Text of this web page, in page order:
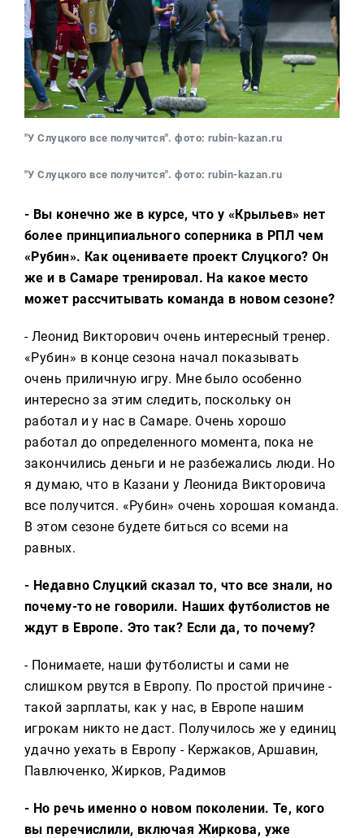
"У Слуцкого все получится". фото: rubin-kazan.ru
"У Слуцкого все получится". фото: rubin-kazan.ru
- Вы конечно же в курсе, что у «Крыльев» нет
более принципиального соперника в РПЛ чем
«Рубин». Как оцениваете проект Слуцкого? Он
же и в Самаре тренировал. На какое место
может рассчитывать команда в новом сезоне?
- Леонид Викторович очень интересный тренер.
«Рубин» в конце сезона начал показывать
очень приличную игру. Мне было особенно
интересно за этим следить, поскольку он
работал и у нас в Самаре. Очень хорошо
работал до определенного момента, пока не
закончились деньги и не разбежались люди. Но
я думаю, что в Казани у Леонида Викторовича
все получится. «Рубин» очень хорошая команда.
В этом сезоне будете биться со всеми на
равных.
- Недавно Слуцкий сказал то, что все знали, но
почему-то не говорили. Наших футболистов не
ждут в Европе. Это так? Если да, то почему?
- Понимаете, наши футболисты и сами не
слишком рвутся в Европу. По простой причине -
такой зарплаты, как у нас, в Европе нашим
игрокам никто не даст. Получилось же у единиц
удачно уехать в Европу - Кержаков, Аршавин,
Павлюченко, Жирков, Радимов
- Но речь именно о новом поколении. Те, кого
вы перечислили, включая Жиркова, уже